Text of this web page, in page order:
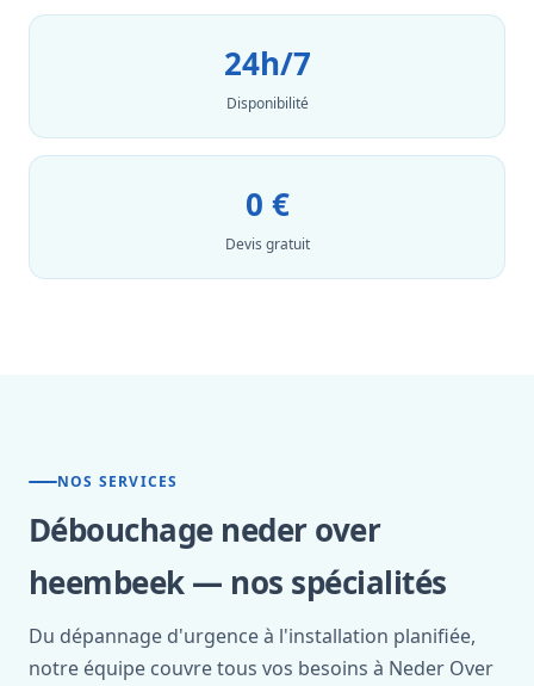
24h/7
Disponibilité
0 €
Devis gratuit
NOS SERVICES
Débouchage neder over
heembeek — nos spécialités
Du dépannage d'urgence à l'installation planifiée,
notre équipe couvre tous vos besoins à Neder Over